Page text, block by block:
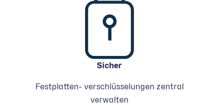
Sicher
Festplatten- verschlüsselungen zentral
verwalten